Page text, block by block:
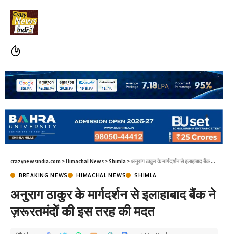
crazynewsindia.com >Himachal News >Shimla >अनुराग ठाकुर के मार्गदर्शन से इलाहाबाद बैंक ने ज़रूरतमंदों की इस तरह की मदत
BREAKING NEWS HIMACHAL NEWS SHIMLA
अनुराग ठाकुर के मार्गदर्शन से इलाहाबाद बैंक ने
ज़रूरतमंदों की इस तरह की मदत